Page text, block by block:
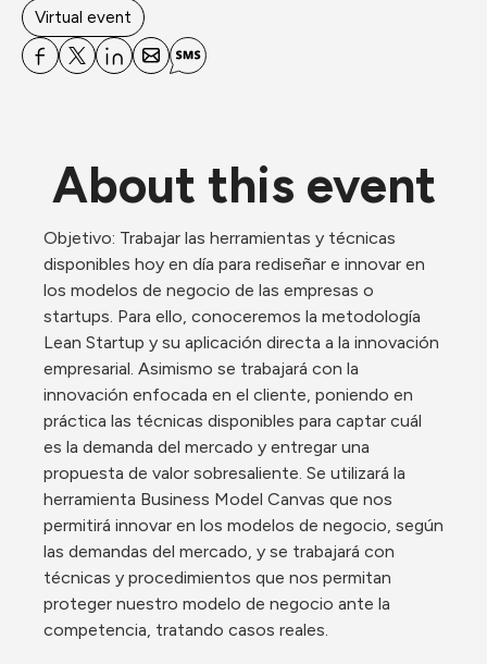
Virtual event
About this event
Objetivo: Trabajar las herramientas y técnicas
disponibles hoy en día para rediseñar e innovar en
los modelos de negocio de las empresas o
startups. Para ello, conoceremos la metodología
Lean Startup y su aplicación directa a la innovación
empresarial. Asimismo se trabajará con la
innovación enfocada en el cliente, poniendo en
práctica las técnicas disponibles para captar cuál
es la demanda del mercado y entregar una
propuesta de valor sobresaliente. Se utilizará la
herramienta Business Model Canvas que nos
permitirá innovar en los modelos de negocio, según
las demandas del mercado, y se trabajará con
técnicas y procedimientos que nos permitan
proteger nuestro modelo de negocio ante la
competencia, tratando casos reales.